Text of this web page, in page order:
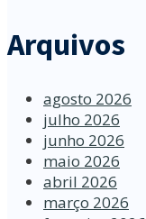
Arquivos
agosto 2026
julho 2026
junho 2026
maio 2026
abril 2026
março 2026